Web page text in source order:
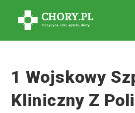
1 Wojskowy
Kliniczny Z